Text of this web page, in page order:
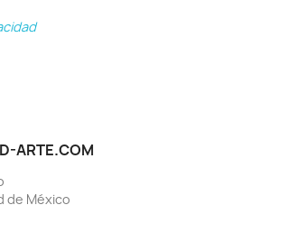
ARTE.COM
de México